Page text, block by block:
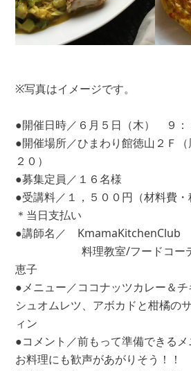
※写真はイメージです。
●開催日時／６月５日（木） ９：
●開催場所／ひまわり館徳山２Ｆ
２０）
●募集定員／１６名様
●受講料／１，５００円（材料費・
＊当日支払い
●講師名／ KmamaKitchenClub
料理教室/フードコーデ
恵子
●メニュー／ココナッツカレー＆
シュオムレツ、アボカドと柑橘の
ィン
●コメント／前もって準備できるメ
お料理にも歓声があがりそう！！